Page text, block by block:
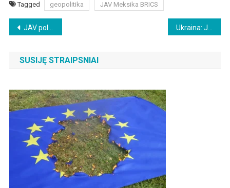
Tagged geopolitika JAV Meksika BRICS
Beitragsnavigation
JAV politikos veteranas Ronas Paulas: JAV reikia taikos prezidento Ukraina: JAV moka Rusijai milijardus už prisodrintą uraną
SUSIJĘ STRAIPSNIAI